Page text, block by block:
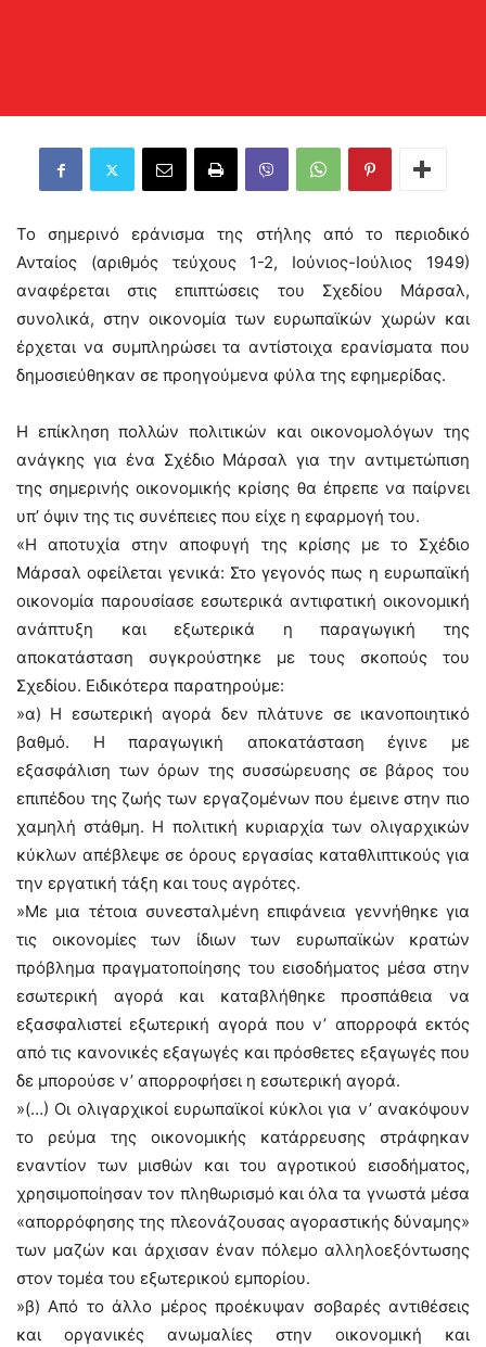
Το σημερινό εράνισμα της στήλης από το περιοδικό
Ανταίος (αριθμός τεύχους 1-2, Ιούνιος-Ιούλιος 1949)
αναφέρεται στις επιπτώσεις του Σχεδίου Μάρσαλ,
συνολικά, στην οικονομία των ευρωπαϊκών χωρών και
έρχεται να συμπληρώσει τα αντίστοιχα ερανίσματα που
δημοσιεύθηκαν σε προηγούμενα φύλα της εφημερίδας.
Η επίκληση πολλών πολιτικών και οικονομολόγων της
ανάγκης για ένα Σχέδιο Μάρσαλ για την αντιμετώπιση
της σημερινής οικονομικής κρίσης θα έπρεπε να παίρνει
υπ’ όψιν της τις συνέπειες που είχε η εφαρμογή του.
«Η αποτυχία στην αποφυγή της κρίσης με το Σχέδιο
Μάρσαλ οφείλεται γενικά: Στο γεγονός πως η ευρωπαϊκή
οικονομία παρουσίασε εσωτερικά αντιφατική οικονομική
ανάπτυξη και εξωτερικά η παραγωγική της
αποκατάσταση συγκρούστηκε με τους σκοπούς του
Σχεδίου. Ειδικότερα παρατηρούμε:
»α) Η εσωτερική αγορά δεν πλάτυνε σε ικανοποιητικό
βαθμό. Η παραγωγική αποκατάσταση έγινε με
εξασφάλιση των όρων της συσσώρευσης σε βάρος του
επιπέδου της ζωής των εργαζομένων που έμεινε στην πιο
χαμηλή στάθμη. Η πολιτική κυριαρχία των ολιγαρχικών
κύκλων απέβλεψε σε όρους εργασίας καταθλιπτικούς για
την εργατική τάξη και τους αγρότες.
»Με μια τέτοια συνεσταλμένη επιφάνεια γεννήθηκε για
τις οικονομίες των ίδιων των ευρωπαϊκών κρατών
πρόβλημα πραγματοποίησης του εισοδήματος μέσα στην
εσωτερική αγορά και καταβλήθηκε προσπάθεια να
εξασφαλιστεί εξωτερική αγορά που ν’ απορροφά εκτός
από τις κανονικές εξαγωγές και πρόσθετες εξαγωγές που
δε μπορούσε ν’ απορροφήσει η εσωτερική αγορά.
»(…) Οι ολιγαρχικοί ευρωπαϊκοί κύκλοι για ν’ ανακόψουν
το ρεύμα της οικονομικής κατάρρευσης στράφηκαν
εναντίον των μισθών και του αγροτικού εισοδήματος,
χρησιμοποίησαν τον πληθωρισμό και όλα τα γνωστά μέσα
«απορρόφησης της πλεονάζουσας αγοραστικής δύναμης»
των μαζών και άρχισαν έναν πόλεμο αλληλοεξόντωσης
στον τομέα του εξωτερικού εμπορίου.
»β) Από το άλλο μέρος προέκυψαν σοβαρές αντιθέσεις
και οργανικές ανωμαλίες στην οικονομική και